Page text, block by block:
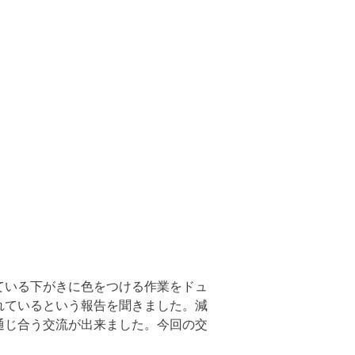
る下がきに色をつける作業をドュ
いるという報告を聞きました。減
合う交流が出来ました。今回の交